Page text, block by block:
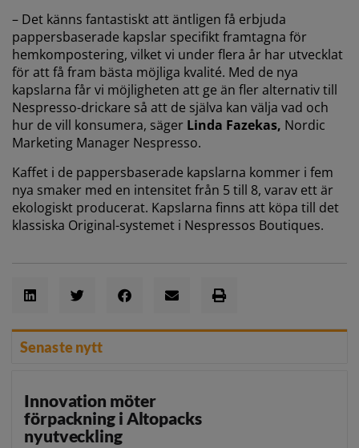
– Det känns fantastiskt att äntligen få erbjuda
pappersbaserade kapslar specifikt framtagna för
hemkompostering, vilket vi under flera år har utvecklat
för att få fram bästa möjliga kvalité. Med de nya
kapslarna får vi möjligheten att ge än fler alternativ till
Nespresso-drickare så att de själva kan välja vad och
hur de vill konsumera, säger Linda Fazekas, Nordic
Marketing Manager Nespresso.
Kaffet i de pappersbaserade kapslarna kommer i fem
nya smaker med en intensitet från 5 till 8, varav ett är
ekologiskt producerat. Kapslarna finns att köpa till det
klassiska Original-systemet i Nespressos Boutiques.
Senaste nytt
Innovation möter
förpackning i Altopacks
nyutveckling